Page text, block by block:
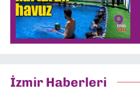
İzmir Haberleri